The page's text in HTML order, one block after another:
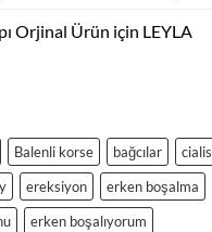
Orjinal Ürün için LEYLA
Balenli korse bağcılar cialis
ereksiyon
erken boşalma
erken boşalıyorum